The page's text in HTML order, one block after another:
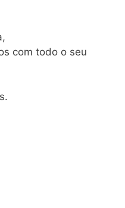
com todo o seu